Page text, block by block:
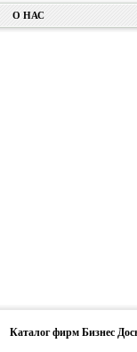
О НАС
Каталог фирм Бизнес